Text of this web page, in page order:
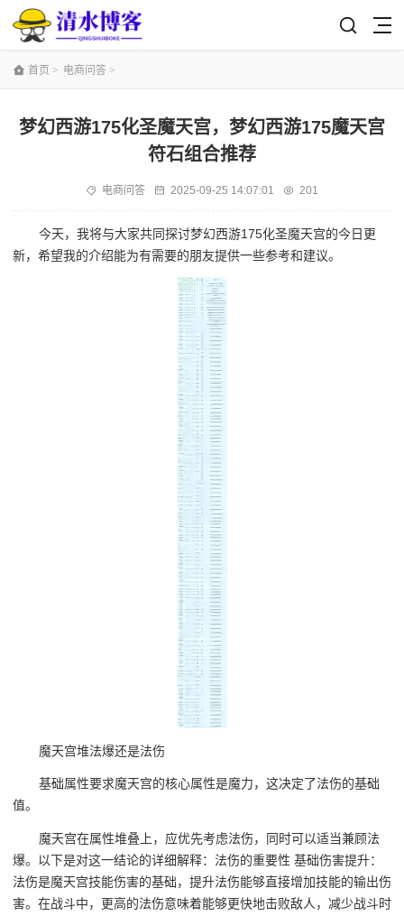
首页 > 电商问答 >
梦幻西游175化圣魔天宫，梦幻西游175魔天宫
符石组合推荐
电商问答 2025-09-25 14:07:01 201
今天，我将与大家共同探讨梦幻西游175化圣魔天宫的今日更
新，希望我的介绍能为有需要的朋友提供一些参考和建议。
魔天宫堆法爆还是法伤
基础属性要求魔天宫的核心属性是魔力，这决定了法伤的基础
值。
魔天宫在属性堆叠上，应优先考虑法伤，同时可以适当兼顾法
爆。以下是对这一结论的详细解释：法伤的重要性 基础伤害提升：
法伤是魔天宫技能伤害的基础，提升法伤能够直接增加技能的输出伤
害。在战斗中，更高的法伤意味着能够更快地击败敌人，减少战斗时